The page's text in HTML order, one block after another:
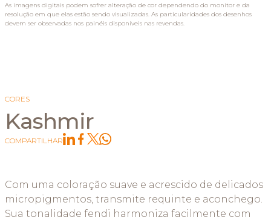
As imagens digitais podem sofrer alteração de cor dependendo do monitor e da
resolução em que elas estão sendo visualizadas. As particularidades dos desenhos
devem ser observadas nos painéis disponíveis nas revendas.
CORES
Kashmir
COMPARTILHAR
Com uma coloração suave e acrescido de delicados
micropigmentos, transmite requinte e aconchego.
Sua tonalidade fendi harmoniza facilmente com